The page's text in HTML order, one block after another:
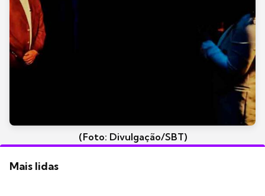
(Foto: Divulgação/SBT)
Mais lidas